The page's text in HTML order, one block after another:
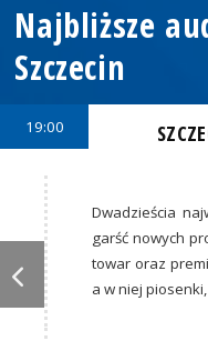
Najbliższe
Szczecin
19:00
Dwadzieścia
garść nowych
towar oraz
a w niej